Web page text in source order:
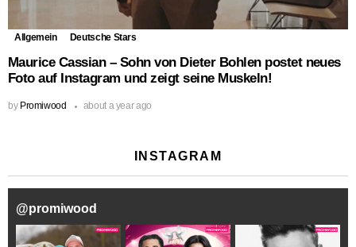
Allgemein Deutsche Stars
Maurice Cassian – Sohn von Dieter Bohlen postet neues
Foto auf Instagram und zeigt seine Muskeln!
by Promiwood about a year ago
INSTAGRAM
@promiwood